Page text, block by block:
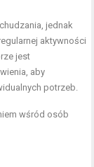
jednak
aktywności
jest
aby
potrzeb.
wśród osób